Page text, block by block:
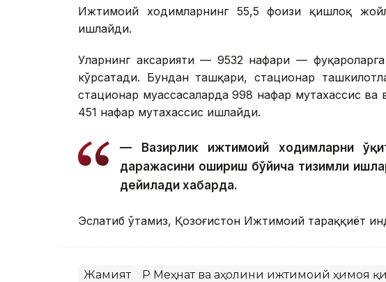
Ижтимоий ходимларнинг 55,5 фоизи қишлоқ
ишлайди.
Уларнинг аксарияти — 9532 нафари —
кўрсатади. Бундан ташқари, стационар
стационар муассасаларда 998 нафар мутахассис
451 нафар мутахассис ишлайди.
— Вазирлик ижтимоий ходимларни
даражасини ошириш бўйича тизимли
дейилади хабарда.
Эслатиб ўтамиз, Қозоғистон Ижтимоий тараққиёт
Жамият ҚР Меҳнат ва аҳолини ижтимоий ҳимоя